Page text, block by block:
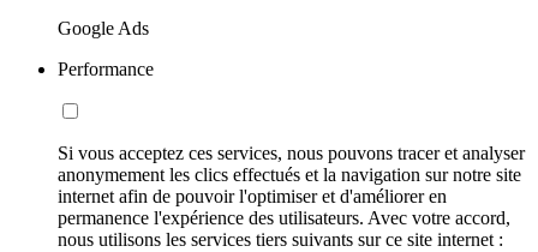
Google Ads
Performance
Si vous acceptez ces services, nous pouvons tracer et analyser
anonymement les clics effectués et la navigation sur notre site
internet afin de pouvoir l'optimiser et d'améliorer en
permanence l'expérience des utilisateurs. Avec votre accord,
nous utilisons les services tiers suivants sur ce site internet :